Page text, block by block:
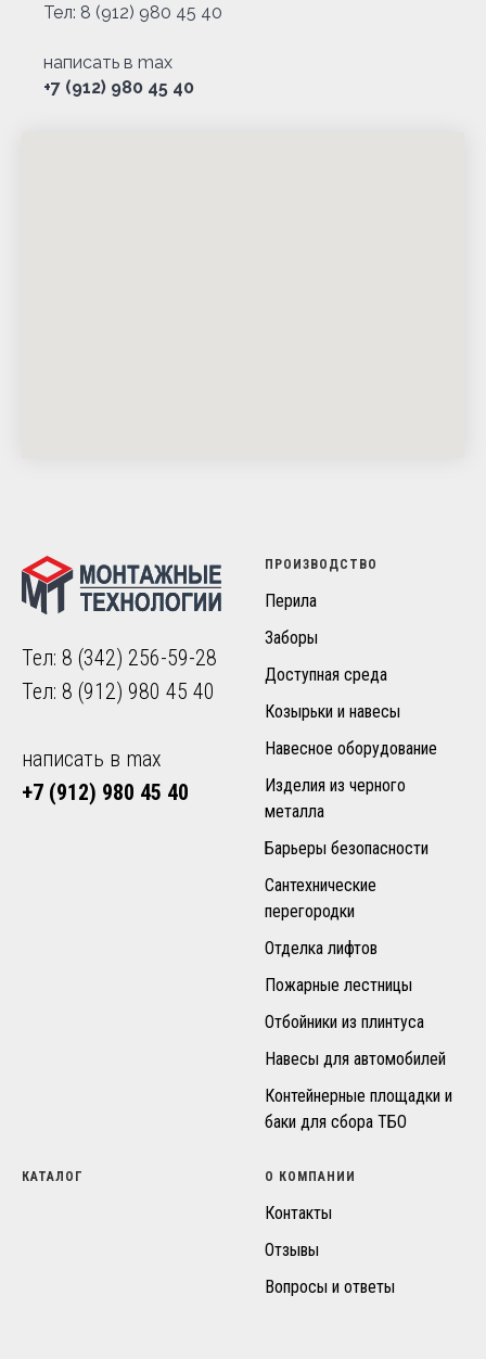
Тел: 8 (912) 980 45 40
написать в max
+7 (912) 980 45 40
Тел: 8 (342) 256-59-28
Тел: 8 (912) 980 45 40
написать в max
+7 (912) 980 45 40
ПРОИЗВОДСТВО
Перила
Заборы
Доступная среда
Козырьки и навесы
Навесное оборудование
Изделия из черного
металла
Барьеры безопасности
Сантехнические
перегородки
Отделка лифтов
Пожарные лестницы
Отбойники из плинтуса
Навесы для автомобилей
Контейнерные площадки и
баки для сбора ТБО
КАТАЛОГ О КОМПАНИИ
Контакты
Отзывы
Вопросы и ответы